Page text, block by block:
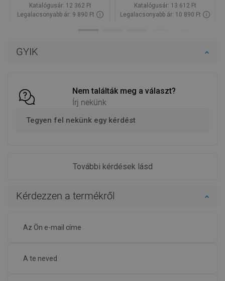
GYIK
Nem találták meg a választ?
Írj nekünk
Tegyen fel nekünk egy kérdést
További kérdések lásd
Kérdezzen a termékről
Katalógusár: 12 362 Ft
Legalacsonyabb ár: 9 890 Ft
Katalógusár: 13 612 Ft
Legalacsonyabb ár: 10 890 Ft